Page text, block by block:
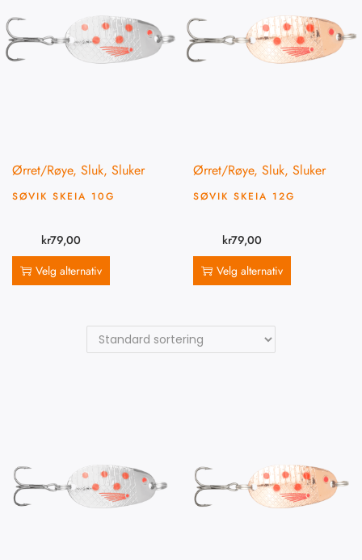
Ørret/Røye, Sluk, Sluker
SØVIK SKEIA 10G
kr79,00
Velg alternativ
Ørret/Røye, Sluk, Sluker
SØVIK SKEIA 12G
kr79,00
Velg alternativ